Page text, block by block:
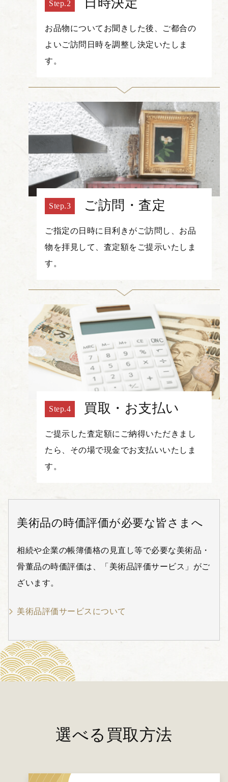
お品物についてお聞きした後、ご都合の
よいご訪問日時を調整し決定いたしま
す。
ご訪問・査定
ご指定の日時に目利きがご訪問し、お品
物を拝見して、査定額をご提示いたしま
す。
買取・お支払い
ご提示した査定額にご納得いただきまし
たら、その場で現金でお支払いいたしま
す。
美術品の時価評価が必要な皆さまへ
相続や企業の帳簿価格の見直し等で必要な美術品・
骨董品の時価評価は、「美術品評価サービス」がご
ざいます。
美術品評価サービスについて
選べる買取方法